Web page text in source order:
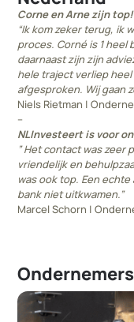
Corne en Arne zijn top!
“Ik kom zeker terug, ik
proces. Corné is 1 heel
daarnaast zijn zijn
hele traject verliep
afgesproken. Wij gaan
Niels Rietman |
–
NLInvesteert is voor
” Het contact was
vriendelijk en
was ook top. Een
bank niet uitkwamen.”
Marcel Schorn |